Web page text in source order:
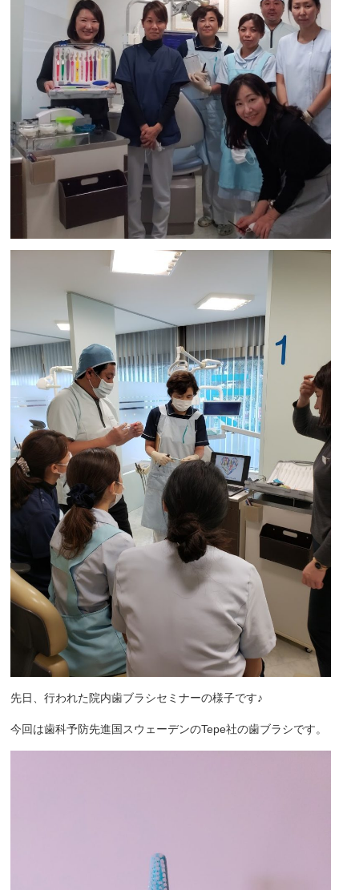
先日、行われた院内歯ブラシセミナーの様子です♪
今回は歯科予防先進国スウェーデンのTepe社の歯ブラシです。